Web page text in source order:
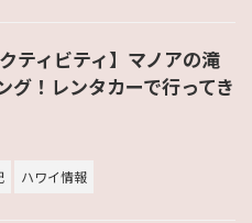
クティビティ】マノアの滝
グ！レンタカーで行ってき
ハワイ情報